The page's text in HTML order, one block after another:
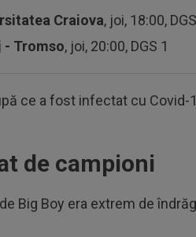
Craiova, joi, 18:00,
- Tromso, joi, 20:00, DGS 1
ce a fost infectat cu Covid-
de campioni
Big Boy era extrem de